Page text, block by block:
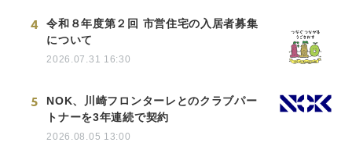
4
令和８年度第２回 市営住宅の入居者募集
について
2026.07.31 16:30
5
NOK、川崎フロンターレとのクラブパー
トナーを3年連続で契約
2026.08.05 13:00